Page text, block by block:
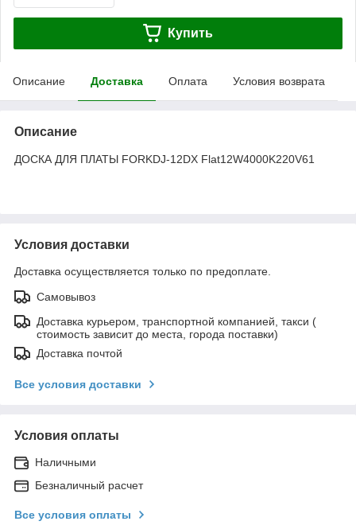
Купить
Описание Доставка Оплата Условия возврата
Описание
ДОСКА ДЛЯ ПЛАТЫ FORKDJ-12DX Flat12W4000K220V61
Условия доставки
Доставка осуществляется только по предоплате.
Самовывоз
Доставка курьером, транспортной компанией, такси (
стоимость зависит до места, города поставки)
Доставка почтой
Все условия доставки
Условия оплаты
Наличными
Безналичный расчет
Все условия оплаты